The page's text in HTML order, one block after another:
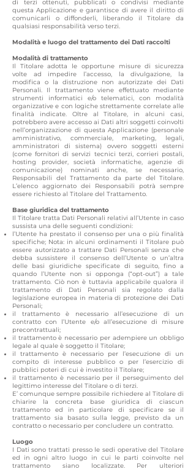
di terzi ottenuti, pubblicati o condivisi mediante
questa Applicazione e garantisce di avere il diritto di
comunicarli o diffonderli, liberando il Titolare da
qualsiasi responsabilità verso terzi.
Modalità e luogo del trattamento dei Dati raccolti
Modalità di trattamento
Il Titolare adotta le opportune misure di sicurezza
volte ad impedire l’accesso, la divulgazione, la
modifica o la distruzione non autorizzate dei Dati
Personali. Il trattamento viene effettuato mediante
strumenti informatici e/o telematici, con modalità
organizzative e con logiche strettamente correlate alle
finalità indicate. Oltre al Titolare, in alcuni casi,
potrebbero avere accesso ai Dati altri soggetti coinvolti
nell’organizzazione di questa Applicazione (personale
amministrativo, commerciale, marketing, legali,
amministratori di sistema) ovvero soggetti esterni
(come fornitori di servizi tecnici terzi, corrieri postali,
hosting provider, società informatiche, agenzie di
comunicazione) nominati anche, se necessario,
Responsabili del Trattamento da parte del Titolare.
L’elenco aggiornato dei Responsabili potrà sempre
essere richiesto al Titolare del Trattamento.
Base giuridica del trattamento
Il Titolare tratta Dati Personali relativi all’Utente in caso
sussista una delle seguenti condizioni:
l’Utente ha prestato il consenso per una o più finalità
specifiche; Nota: in alcuni ordinamenti il Titolare può
essere autorizzato a trattare Dati Personali senza che
debba sussistere il consenso dell’Utente o un’altra
delle basi giuridiche specificate di seguito, fino a
quando l’Utente non si opponga (“opt-out”) a tale
trattamento. Ciò non è tuttavia applicabile qualora il
trattamento di Dati Personali sia regolato dalla
legislazione europea in materia di protezione dei Dati
Personali;
il trattamento è necessario all’esecuzione di un
contratto con l’Utente e/o all’esecuzione di misure
precontrattuali;
il trattamento è necessario per adempiere un obbligo
legale al quale è soggetto il Titolare;
il trattamento è necessario per l’esecuzione di un
compito di interesse pubblico o per l’esercizio di
pubblici poteri di cui è investito il Titolare;
il trattamento è necessario per il perseguimento del
legittimo interesse del Titolare o di terzi.
E’ comunque sempre possibile richiedere al Titolare di
chiarire la concreta base giuridica di ciascun
trattamento ed in particolare di specificare se il
trattamento sia basato sulla legge, previsto da un
contratto o necessario per concludere un contratto.
Luogo
I Dati sono trattati presso le sedi operative del Titolare
ed in ogni altro luogo in cui le parti coinvolte nel
trattamento siano localizzate. Per ulteriori